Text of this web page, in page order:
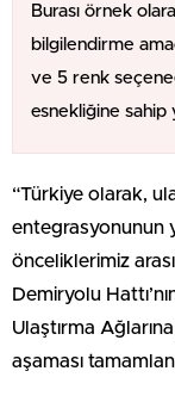
Burası örnek
bilgilendirme
ve 5 renk
esnekliğine sahip
“Türkiye olarak,
entegrasyonunun
önceliklerimiz
Demiryolu
Ulaştırma
aşaması